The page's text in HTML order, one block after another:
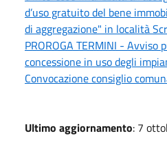
d’uso gratuito del bene
di aggregazione" in località
PROROGA TERMINI - Avviso
concessione in uso degli
Convocazione consiglio
Ultimo aggiornamento: 7